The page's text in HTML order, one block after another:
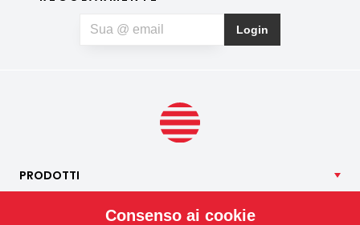
dell'abitazione, richiede una manutenzione minima e può
contribuire anche a un riposo notturno più sereno. Se, oltre
limitare la quantità di particelle di polline che penetrano
all’interno.
Login
PRODOTTI
Consenso ai cookie